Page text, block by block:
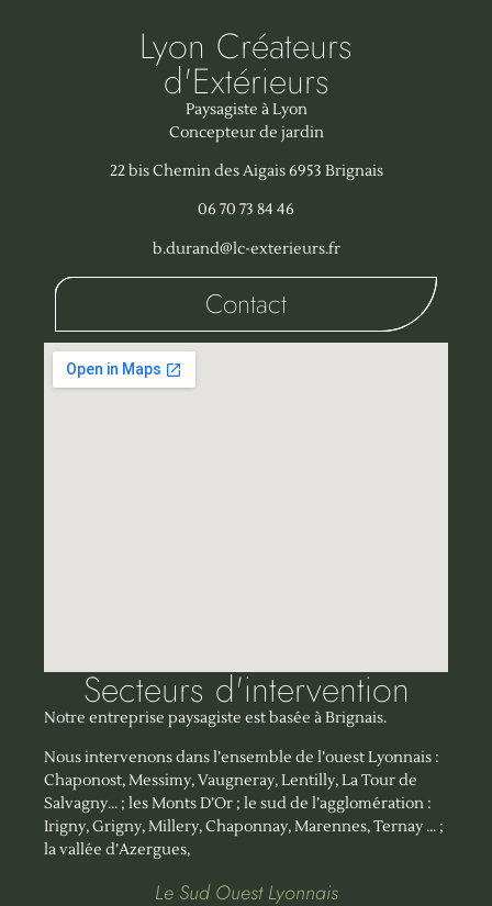
Lyon Créateurs
d'Extérieurs
Paysagiste à Lyon
Concepteur de jardin
22 bis Chemin des Aigais 6953 Brignais
06 70 73 84 46
b.durand@lc-exterieurs.fr
Contact
Secteurs d'intervention
Notre entreprise paysagiste est basée à Brignais.
Nous intervenons dans l’ensemble de l’ouest Lyonnais :
Chaponost, Messimy, Vaugneray, Lentilly, La Tour de
Salvagny… ; les Monts D’Or ; le sud de l’agglomération :
Irigny, Grigny, Millery, Chaponnay, Marennes, Ternay … ;
la vallée d’Azergues,
Le Sud Ouest Lyonnais